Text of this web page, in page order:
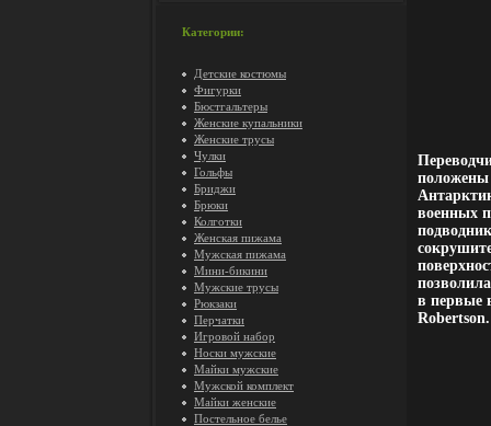
Категории:
Детские костюмы
Фигурки
Бюстгальтеры
Женские купальники
Женские трусы
Чулки
Гольфы
Бриджи
Брюки
Колготки
Женская пижама
Мужская пижама
Мини-бикини
Мужские трусы
Рюкзаки
Перчатки
Игровой набор
Носки мужские
Майки мужские
Мужской комплект
Майки женские
Постельное белье
положены
военных
в первые
Robertson.